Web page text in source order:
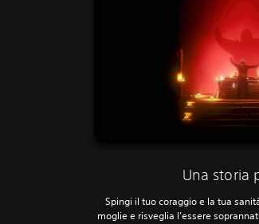
Una storia
Spingi il tuo coraggio e la tua
moglie e risveglia l’essere